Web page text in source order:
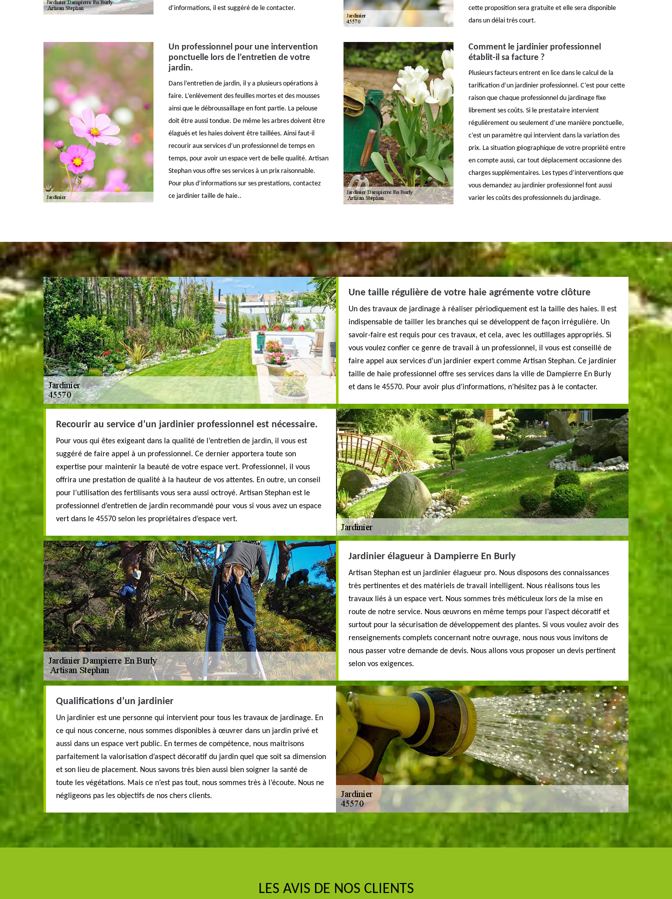
d’informations, il est suggéré de le contacter.
cette proposition sera gratuite et elle sera disponible
dans un délai très court.
Un professionnel pour une intervention
ponctuelle lors de l’entretien de votre
jardin.
Dans l’entretien de jardin, il y a plusieurs opérations à
faire. L’enlèvement des feuilles mortes et des mousses
ainsi que le débroussaillage en font partie. La pelouse
doit être aussi tondue. De même les arbres doivent être
élagués et les haies doivent être taillées. Ainsi faut-il
recourir aux services d’un professionnel de temps en
temps, pour avoir un espace vert de belle qualité. Artisan
Stephan vous offre ses services à un prix raisonnable.
Pour plus d’informations sur ses prestations, contactez
ce jardinier taille de haie..
Comment le jardinier professionnel
établit-il sa facture ?
Plusieurs facteurs entrent en lice dans le calcul de la
tarification d‘un jardinier professionnel. C’est pour cette
raison que chaque professionnel du jardinage fixe
librement ses coûts. Si le prestataire intervient
régulièrement ou seulement d’une manière ponctuelle,
c’est un paramètre qui intervient dans la variation des
prix. La situation géographique de votre propriété entre
en compte aussi, car tout déplacement occasionne des
charges supplémentaires. Les types d’interventions que
vous demandez au jardinier professionnel font aussi
varier les coûts des professionnels du jardinage.
Une taille régulière de votre haie agrémente votre clôture
Un des travaux de jardinage à réaliser périodiquement est la taille des haies. Il est
indispensable de tailler les branches qui se développent de façon irrégulière. Un
savoir-faire est requis pour ces travaux, et cela, avec les outillages appropriés. Si
vous voulez confier ce genre de travail à un professionnel, il vous est conseillé de
faire appel aux services d’un jardinier expert comme Artisan Stephan. Ce jardinier
taille de haie professionnel offre ses services dans la ville de Dampierre En Burly
et dans le 45570. Pour avoir plus d’informations, n’hésitez pas à le contacter.
Recourir au service d’un jardinier professionnel est nécessaire.
Pour vous qui êtes exigeant dans la qualité de l’entretien de jardin, il vous est
suggéré de faire appel à un professionnel. Ce dernier apportera toute son
expertise pour maintenir la beauté de votre espace vert. Professionnel, il vous
offrira une prestation de qualité à la hauteur de vos attentes. En outre, un conseil
pour l’utilisation des fertilisants vous sera aussi octroyé. Artisan Stephan est le
professionnel d’entretien de jardin recommandé pour vous si vous avez un espace
vert dans le 45570 selon les propriétaires d’espace vert.
Jardinier élagueur à Dampierre En Burly
Artisan Stephan est un jardinier élagueur pro. Nous disposons des connaissances
très pertinentes et des matériels de travail intelligent. Nous réalisons tous les
travaux liés à un espace vert. Nous sommes très méticuleux lors de la mise en
route de notre service. Nous œuvrons en même temps pour l’aspect décoratif et
surtout pour la sécurisation de développement des plantes. Si vous voulez avoir des
renseignements complets concernant notre ouvrage, nous nous vous invitons de
nous passer votre demande de devis. Nous allons vous proposer un devis pertinent
selon vos exigences.
Qualifications d’un jardinier
Un jardinier est une personne qui intervient pour tous les travaux de jardinage. En
ce qui nous concerne, nous sommes disponibles à œuvrer dans un jardin privé et
aussi dans un espace vert public. En termes de compétence, nous maitrisons
parfaitement la valorisation d’aspect décoratif du jardin quel que soit sa dimension
et son lieu de placement. Nous savons très bien aussi bien soigner la santé de
toute les végétations. Mais ce n’est pas tout, nous sommes très à l’écoute. Nous ne
négligeons pas les objectifs de nos chers clients.
LES AVIS DE NOS CLIENTS